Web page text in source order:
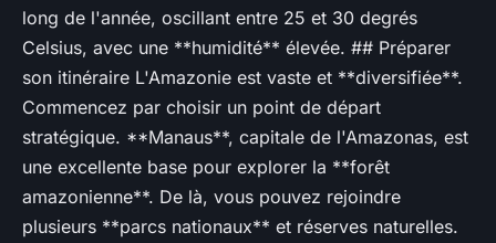
long de l'année, oscillant entre 25 et 30 degrés
Celsius, avec une **humidité** élevée. ## Préparer
son itinéraire L'Amazonie est vaste et **diversifiée**.
Commencez par choisir un point de départ
stratégique. **Manaus**, capitale de l'Amazonas, est
une excellente base pour explorer la **forêt
amazonienne**. De là, vous pouvez rejoindre
plusieurs **parcs nationaux** et réserves naturelles.